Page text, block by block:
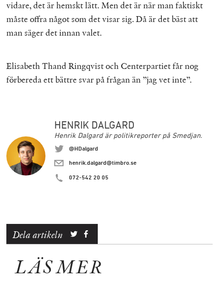
vidare, det är hemskt lätt. Men det är när man faktiskt
måste offra något som det visar sig. Då är det bäst att
man säger det innan valet.
Elisabeth Thand Ringqvist och Centerpartiet får nog
förbereda ett bättre svar på frågan än ”jag vet inte”.
HENRIK DALGARD
Henrik Dalgard är politikreporter på Smedjan.
@HDalgard
henrik.dalgard@timbro.se
072-542 20 05
Dela artikeln
LÄS MER